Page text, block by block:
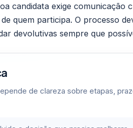
candidata exige comunicação
quem participa. O processo
devolutivas sempre que
de clareza sobre etapas,